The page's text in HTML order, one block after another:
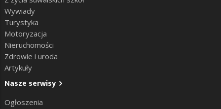
Wywiady
Turystyka
Motoryzacja
Nieruchomości
Zdrowie i uroda
Artykuły
Nasze serwisy
Ogłoszenia